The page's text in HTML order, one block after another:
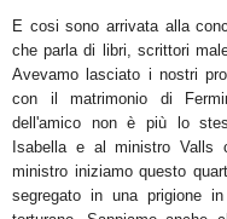
E cosi sono arrivata alla
che parla di libri, scrittori
Avevamo lasciato i nostri
con il matrimonio di
dell'amico non è più lo
Isabella e al ministro Valls
ministro iniziamo questo
segregato in una prigione